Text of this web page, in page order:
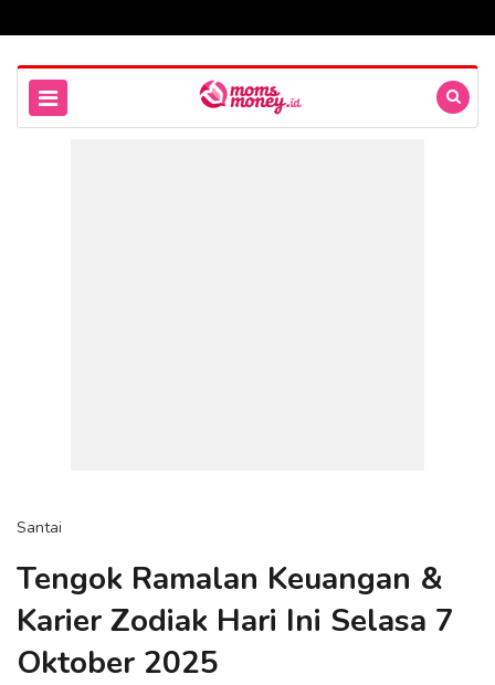
Santai
Tengok Ramalan Keuangan &
Karier Zodiak Hari Ini Selasa 7
Oktober 2025